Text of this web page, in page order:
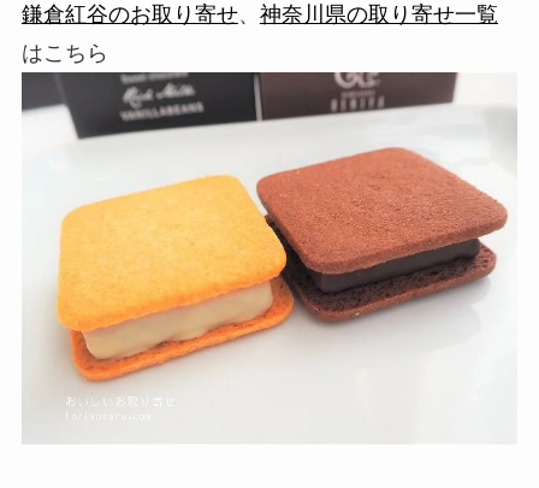
鎌倉紅谷のお取り寄せ、 神奈川県の取り寄せ一覧
はこちら